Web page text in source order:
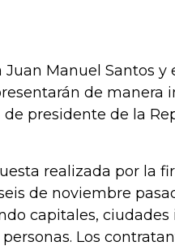
Manuel Santos y
de manera
presidente de la
realizada por la
de noviembre
capitales,
Los